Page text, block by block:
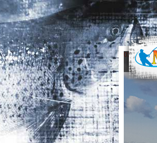
01234